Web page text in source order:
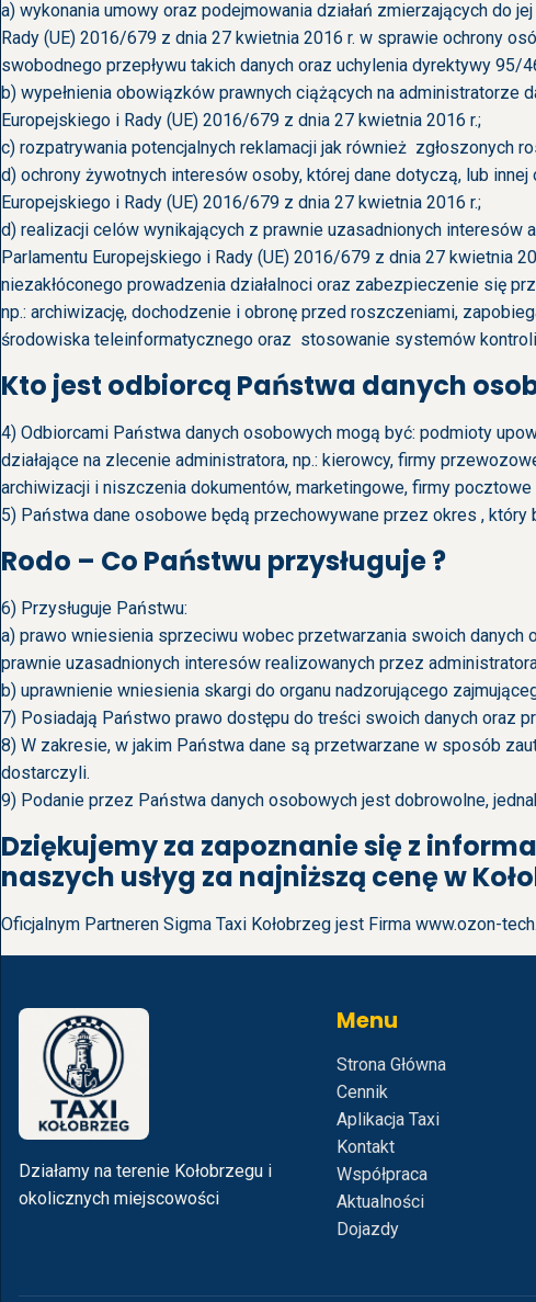
a) wykonania umowy oraz podejmowania działań zmierzających do
Rady (UE) 2016/679 z dnia 27 kwietnia 2016 r. w sprawie ochrony
swobodnego przepływu takich danych oraz uchylenia dyrektywy 95/
b) wypełnienia obowiązków prawnych ciążących na administratorze
Europejskiego i Rady (UE) 2016/679 z dnia 27 kwietnia 2016 r.;
c) rozpatrywania potencjalnych reklamacji jak również zgłoszonych
d) ochrony żywotnych interesów osoby, której dane dotyczą, lub
Europejskiego i Rady (UE) 2016/679 z dnia 27 kwietnia 2016 r.;
d) realizacji celów wynikających z prawnie uzasadnionych
Parlamentu Europejskiego i Rady (UE) 2016/679 z dnia 27 kwietnia
niezakłóconego prowadzenia działalnoci oraz zabezpieczenie się
np.: archiwizację, dochodzenie i obronę przed roszczeniami,
środowiska teleinformatycznego oraz stosowanie systemów
Kto jest odbiorcą Państwa danych
4) Odbiorcami Państwa danych osobowych mogą być: podmioty
działające na zlecenie administratora, np.: kierowcy, firmy
archiwizacji i niszczenia dokumentów, marketingowe, firmy
5) Państwa dane osobowe będą przechowywane przez okres ,
Rodo – Co Państwu przysługuje ?
6) Przysługuje Państwu:
a) prawo wniesienia sprzeciwu wobec przetwarzania swoich
prawnie uzasadnionych interesów realizowanych przez
b) uprawnienie wniesienia skargi do organu nadzorującego
7) Posiadają Państwo prawo dostępu do treści swoich danych oraz
8) W zakresie, w jakim Państwa dane są przetwarzane w sposób
dostarczyli.
9) Podanie przez Państwa danych osobowych jest dobrowolne,
Dziękujemy za zapoznanie się z
naszych usłyg za najniższą cenęw
Oficjalnym Partneren Sigma Taxi Kołobrzeg jest Firma www.ozon-
Działamy na terenie Kołobrzegu i
okolicznych miejscowości
Menu
Strona Główna
Cennik
Aplikacja Taxi
Kontakt
Współpraca
Aktualności
Dojazdy